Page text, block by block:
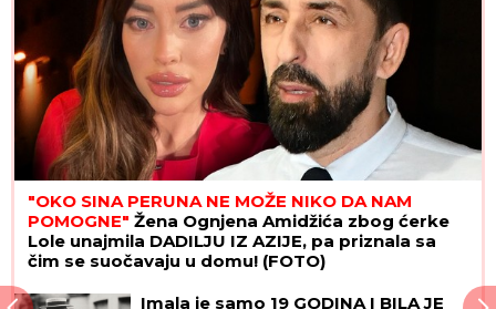
"OKO SINA PERUNA NE MOŽE NIKO DA NAM
POMOGNE" Žena Ognjena Amidžića zbog ćerke
Lole unajmila DADILJU IZ AZIJE, pa priznala sa
čim se suočavaju u domu! (FOTO)
Imala je samo 19 GODINA I BILA JE